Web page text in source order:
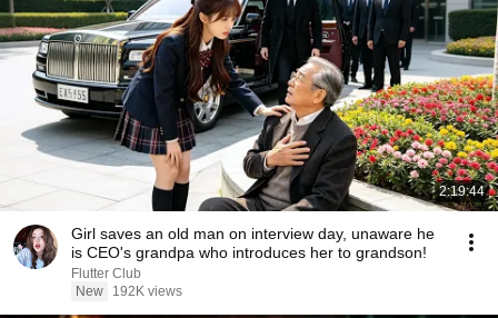
2:19:44
Girl saves an old man on interview day, unaware he
is CEO's grandpa who introduces her to grandson!
Flutter Club
New
192K views